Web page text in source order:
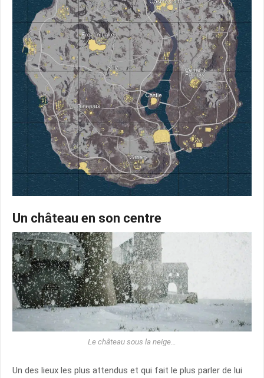
Un château en son centre
Le château sous la neige…
Un des lieux les plus attendus et qui fait le plus parler de lui